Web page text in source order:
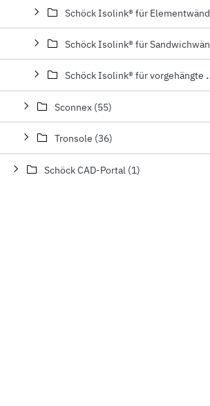
Schöck Isolink® für Elementwände (23)
Schöck Isolink® für Sandwichwände (39)
Schöck Isolink® für vorgehängte hinterlüftete Fassaden (VHF) (53)
Sconnex (55)
Tronsole (36)
Schöck CAD-Portal (1)